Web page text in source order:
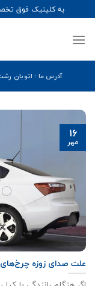
to
content
به کلینیک فوق
آدرس ما : اتوبان
علت صدای زوزه
16
مهر